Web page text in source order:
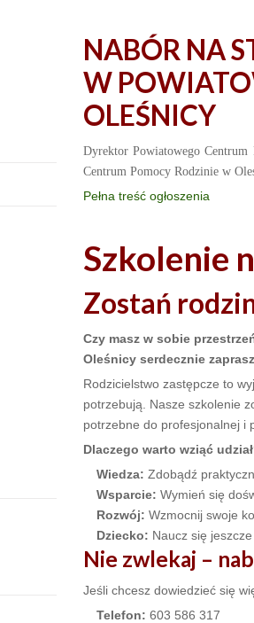
NABÓR NA
W
OLEŚNICY
Dyrektor Powiatowego Centrum
Centrum Pomocy Rodzinie w
Pełna treść ogłoszenia
Szkolenie
Zostań
Czy masz w sobie
Oleśnicy serdecznie
Rodzicielstwo zastępcze to
potrzebują. Nasze szkolenie
potrzebne do profesjonalnej i
Dlaczego warto wziąć
Wiedza: Zdobądź
Wsparcie: Wymień się
Rozwój: Wzmocnij swoje
Dziecko: Naucz się
Nie zwlekaj –
Jeśli chcesz dowiedzieć się
Telefon: 603 586 317